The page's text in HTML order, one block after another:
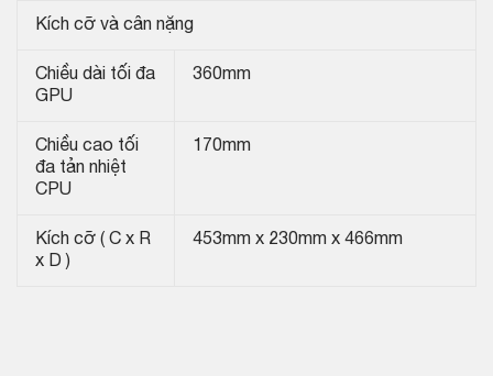
Kích cỡ và cân nặng
Chiều dài tối đa
GPU
360mm
Chiều cao tối
đa tản nhiệt
CPU
170mm
Kích cỡ ( C x R
x D )
453mm x 230mm x 466mm